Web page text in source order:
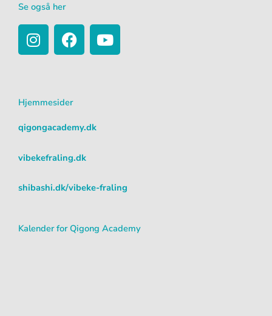
Se også her
I
n
s
g
r
a
m
F
a
c
o
o
k
Y
o
u
Hjemmesider
qigongacademy.dk
vibekefraling.dk
shibashi.dk/vibeke-fraling
Kalender for Qigong Academy